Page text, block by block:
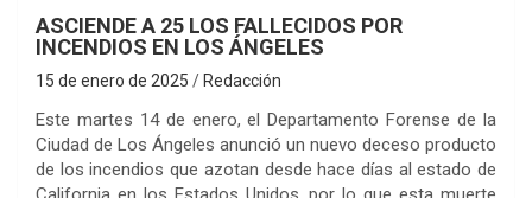
ASCIENDE A 25 LOS FALLECIDOS POR
INCENDIOS EN LOS ÁNGELES
15 de enero de 2025 Redacción
Este martes 14 de enero, el Departamento Forense de la
Ciudad de Los Ángeles anunció un nuevo deceso producto
de los incendios que azotan desde hace días al estado de